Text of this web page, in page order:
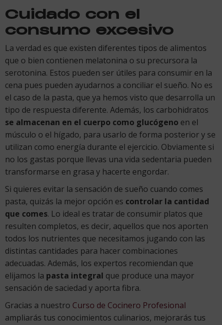
Cuidado con el
consumo excesivo
La verdad es que existen diferentes tipos de alimentos
que o bien contienen melatonina o su precursora la
serotonina. Estos pueden ser útiles para consumir en la
cena pues pueden ayudarnos a conciliar el sueño. No es
el caso de la pasta, que ya hemos visto que desarrolla un
tipo de respuesta diferente. Además, los carbohidratos
se almacenan en el cuerpo como glucógeno en el
músculo o el hígado, para usarlo de forma posterior y se
utilizan como energía durante el ejercicio. Obviamente si
no los gastas porque llevas una vida sedentaria pueden
transformarse en grasa y hacerte engordar.
Si quieres evitar la sensación de sueño cuando comes
pasta, quizás la mejor opción es controlar la cantidad
que comes. Lo ideal es tratar de consumir platos que
resulten completos, es decir, aquellos que nos aporten
todos los nutrientes que necesitamos jugando con las
distintas cantidades para hacer combinaciones
adecuadas. Además, los expertos recomiendan que
elijamos la pasta integral que produce una mayor
sensación de saciedad y aporta fibra.
Gracias a nuestro Curso de Cocinero Profesional
ampliarás tus conocimientos culinarios, mejorarás tus